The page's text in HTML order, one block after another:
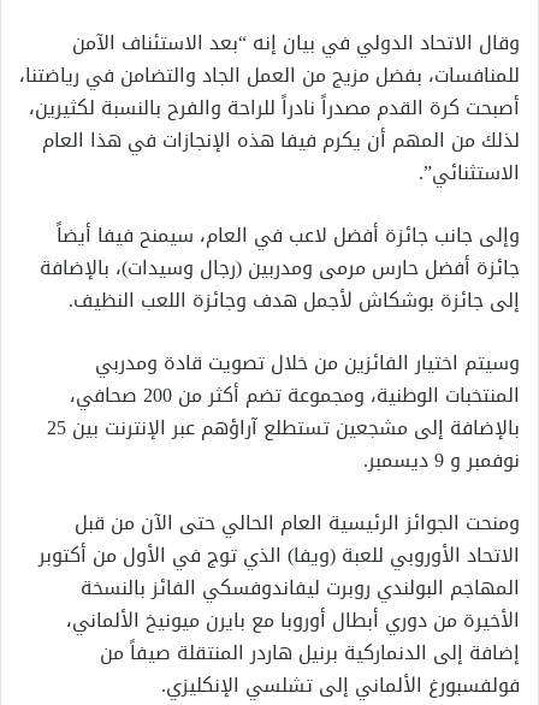
وقال الاتحاد الدولي في بيان إنه “بعد الاستئناف الآمن
للمنافسات، بفضل مزيج من العمل الجاد والتضامن في رياضتنا،
أصبحت كرة القدم مصدراً نادراً للراحة والفرح بالنسبة لكثيرين،
لذلك من المهم أن يكرم فيفا هذه الإنجازات في هذا العام
الاستثنائي”.
وإلى جانب جائزة أفضل لاعب في العام، سيمنح فيفا أيضاً
جائزة أفضل حارس مرمى ومدربين (رجال وسيدات)، بالإضافة
إلى جائزة بوشكاش لأجمل هدف وجائزة اللعب النظيف.
وسيتم اختيار الفائزين من خلال تصويت قادة ومدربي
المنتخبات الوطنية، ومجموعة تضم أكثر من 200 صحافي،
بالإضافة إلى مشجعين تستطلع آراؤهم عبر الإنترنت بين 25
نوفمبر و 9 ديسمبر.
ومنحت الجوائز الرئيسية العام الحالي حتى الآن من قبل
الاتحاد الأوروبي للعبة (ويفا) الذي توج في الأول من أكتوبر
المهاجم البولندي روبرت ليفاندوفسكي الفائز بالنسخة
الأخيرة من دوري أبطال أوروبا مع بايرن ميونيخ الألماني،
إضافة إلى الدنماركية برنيل هاردر المنتقلة صيفاً من
فولفسبورغ الألماني إلى تشلسي الإنكليزي.